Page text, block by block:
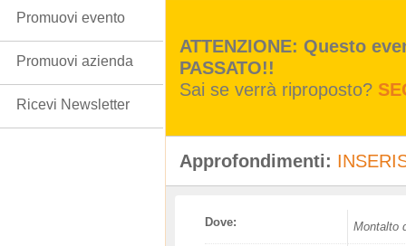
ATTENZIONE: Questo
PASSATO!!
Sai se verrà riproposto?
Approfondimenti:
Dove: Montalto
Promuovi evento
Promuovi azienda
Ricevi Newsletter